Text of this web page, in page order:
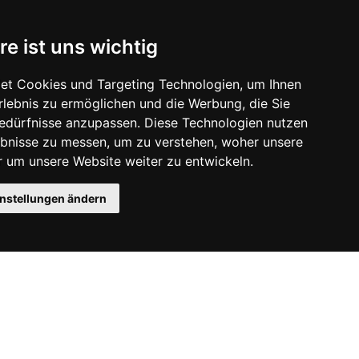
ist uns wichtig
Cookies und Targeting Technologien, um Ihnen
zu ermöglichen und die Werbung, die Sie
anzupassen. Diese Technologien nutzen
zu messen, um zu verstehen, woher unsere
um unsere Website weiter zu entwickeln.
ändern